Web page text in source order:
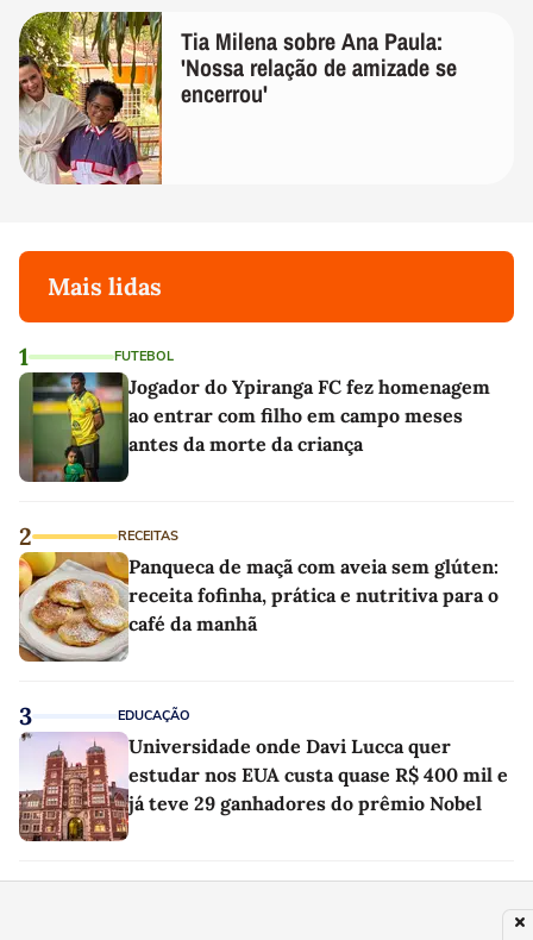
Tia Milena sobre Ana Paula:
'Nossa relação de amizade se
encerrou'
Mais lidas
1 FUTEBOL
Jogador do Ypiranga FC fez homenagem
ao entrar com filho em campo meses
antes da morte da criança
2 RECEITAS
Panqueca de maçã com aveia sem glúten:
receita fofinha, prática e nutritiva para o
café da manhã
3 EDUCAÇÃO
Universidade onde Davi Lucca quer
estudar nos EUA custa quase R$ 400 mil e
já teve 29 ganhadores do prêmio Nobel